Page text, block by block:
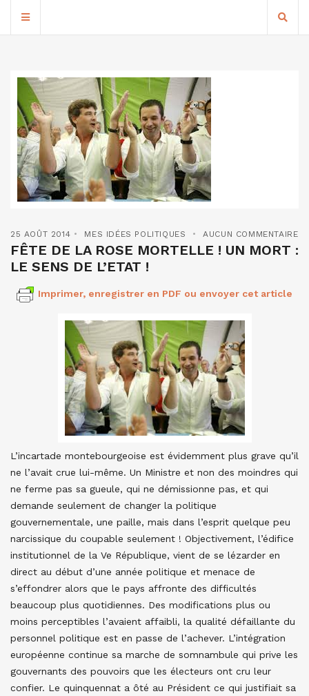
25 AOÛT 2014 MES IDÉES POLITIQUES AUCUN COMMENTAIRE
FÊTE DE LA ROSE MORTELLE ! UN MORT :
LE SENS DE L’ETAT !
Imprimer, enregistrer en PDF ou envoyer cet article
L’incartade montebourgeoise est évidemment plus grave qu’il
ne l’avait crue lui-même. Un Ministre et non des moindres qui
ne ferme pas sa gueule, qui ne démissionne pas, et qui
demande seulement de changer la politique
gouvernementale, une paille, mais dans l’esprit quelque peu
narcissique du coupable seulement ! Objectivement, l’édifice
institutionnel de la Ve République, vient de se lézarder en
direct au début d’une année politique et menace de
s’effondrer alors que le pays affronte des difficultés
beaucoup plus quotidiennes. Des modifications plus ou
moins perceptibles l’avaient affaibli, la qualité défaillante du
personnel politique est en passe de l’achever. L’intégration
européenne continue sa marche de somnambule qui prive les
gouvernants des pouvoirs que les électeurs ont cru leur
confier. Le quinquennat a ôté au Président ce qui justifiait sa